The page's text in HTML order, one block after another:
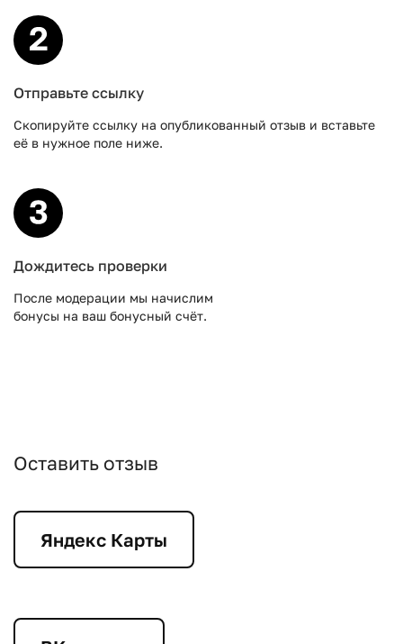
Отправьте ссылку
Скопируйте ссылку на опубликованный отзыв и вставьте
её в нужное поле ниже.
Дождитесь проверки
После модерации мы начислим
бонусы на ваш бонусный счёт.
Оставить отзыв
Яндекс Карты